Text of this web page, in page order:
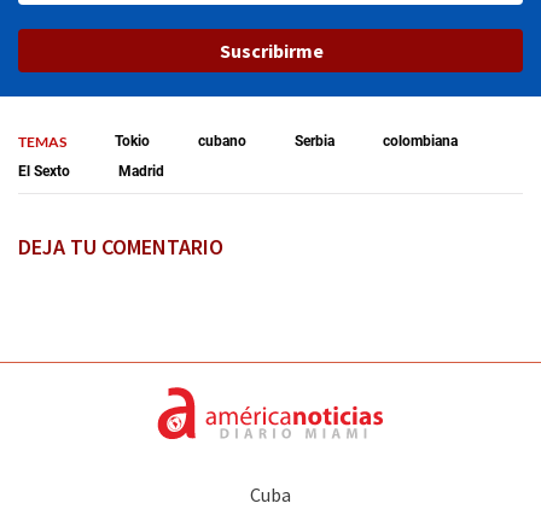
Suscribirme
TEMAS Tokio cubano Serbia
colombiana
El Sexto
Madrid
DEJA TU COMENTARIO
Cuba